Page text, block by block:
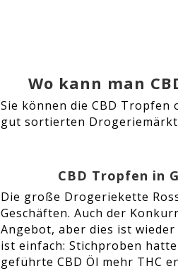
Wo kann man
Sie können die CBD
gut sortierten
CBD Tropfen in
Die große Drogeriekette
Geschäften. Auch der
Angebot, aber dies ist
ist einfach: Stichproben
geführte CBD Öl mehr THC